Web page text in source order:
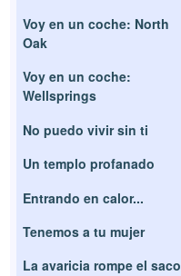
Voy en un coche: North
Oak
Voy en un coche:
Wellsprings
No puedo vivir sin ti
Un templo profanado
Entrando en calor...
Tenemos a tu mujer
La avaricia rompe el saco